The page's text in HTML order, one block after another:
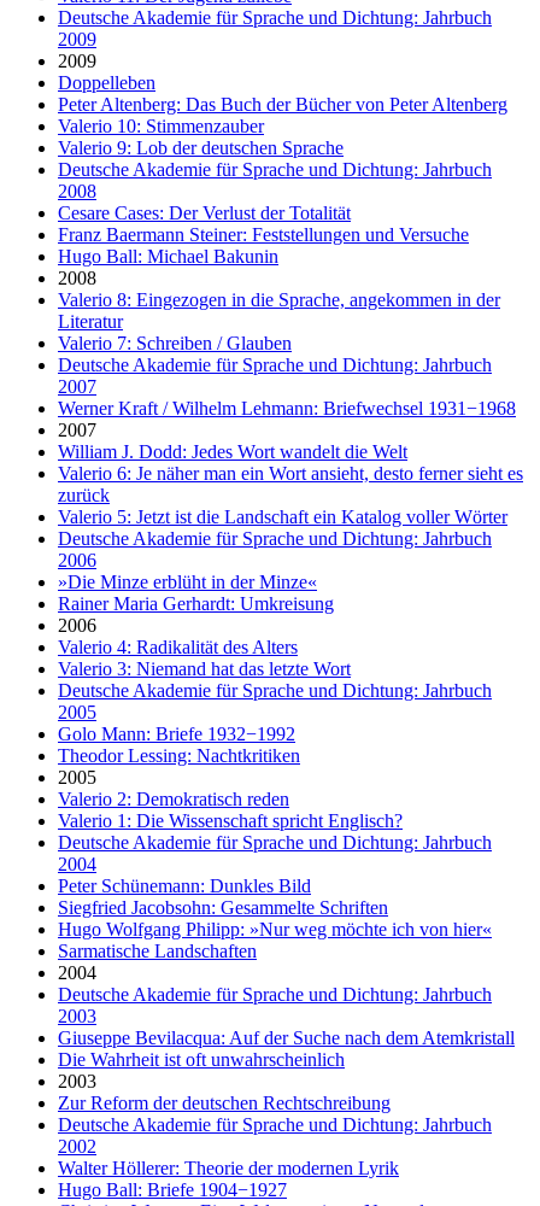
Deutsche Akademie für Sprache und Dichtung: Jahrbuch
2009
2009
Doppelleben
Peter Altenberg: Das Buch der Bücher von Peter Altenberg
Valerio 10: Stimmenzauber
Valerio 9: Lob der deutschen Sprache
Deutsche Akademie für Sprache und Dichtung: Jahrbuch
2008
Cesare Cases: Der Verlust der Totalität
Franz Baermann Steiner: Feststellungen und Versuche
Hugo Ball: Michael Bakunin
2008
Valerio 8: Eingezogen in die Sprache, angekommen in der
Literatur
Valerio 7: Schreiben / Glauben
Deutsche Akademie für Sprache und Dichtung: Jahrbuch
2007
Werner Kraft / Wilhelm Lehmann: Briefwechsel 1931−1968
2007
William J. Dodd: Jedes Wort wandelt die Welt
Valerio 6: Je näher man ein Wort ansieht, desto ferner sieht es
zurück
Valerio 5: Jetzt ist die Landschaft ein Katalog voller Wörter
Deutsche Akademie für Sprache und Dichtung: Jahrbuch
2006
»Die Minze erblüht in der Minze«
Rainer Maria Gerhardt: Umkreisung
2006
Valerio 4: Radikalität des Alters
Valerio 3: Niemand hat das letzte Wort
Deutsche Akademie für Sprache und Dichtung: Jahrbuch
2005
Golo Mann: Briefe 1932−1992
Theodor Lessing: Nachtkritiken
2005
Valerio 2: Demokratisch reden
Valerio 1: Die Wissenschaft spricht Englisch?
Deutsche Akademie für Sprache und Dichtung: Jahrbuch
2004
Peter Schünemann: Dunkles Bild
Siegfried Jacobsohn: Gesammelte Schriften
Hugo Wolfgang Philipp: »Nur weg möchte ich von hier«
Sarmatische Landschaften
2004
Deutsche Akademie für Sprache und Dichtung: Jahrbuch
2003
Giuseppe Bevilacqua: Auf der Suche nach dem Atemkristall
Die Wahrheit ist oft unwahrscheinlich
2003
Zur Reform der deutschen Rechtschreibung
Deutsche Akademie für Sprache und Dichtung: Jahrbuch
2002
Walter Höllerer: Theorie der modernen Lyrik
Hugo Ball: Briefe 1904−1927